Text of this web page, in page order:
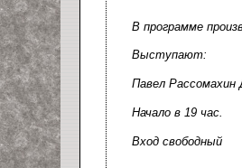
В программе
Выступают:
Павел Рассомахин
Начало в 19 час.
Вход свободный